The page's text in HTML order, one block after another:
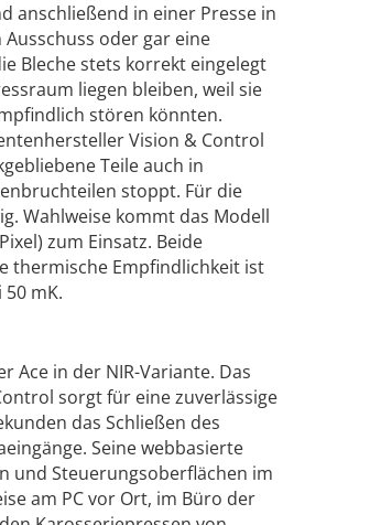
anschließend in einer Presse in
oder gar eine
Bleche stets korrekt eingelegt
liegen bleiben, weil sie
stören könnten.
Vision & Control
Teile auch in
stoppt. Für die
Wahlweise kommt das Modell
zum Einsatz. Beide
thermische Empfindlichkeit ist
mK.
Ace in der NIR-Variante. Das
sorgt für eine zuverlässige
das Schließen des
Seine webbasierte
und Steuerungsoberflächen im
am PC vor Ort, im Büro der